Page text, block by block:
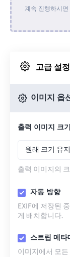
계속 진행하시면
고급 설
이미지 옵
출력 이미지 크
원래 크기 유지
출력 이미지의
자동 방향
EXIF에 저장된
게 배치합니다.
스트립 메타
이미지에서 모